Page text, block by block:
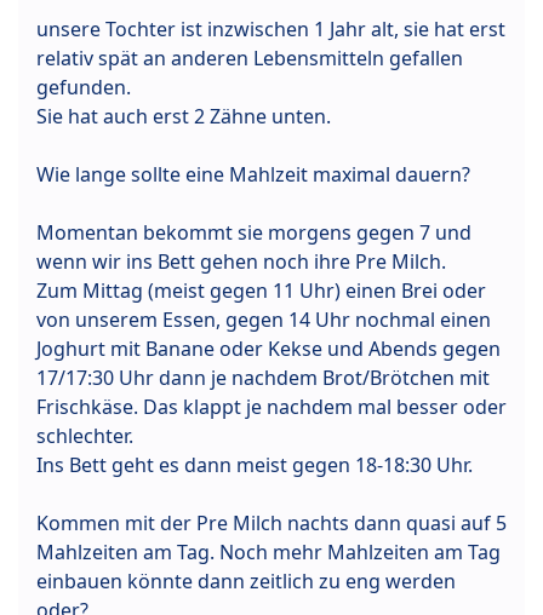
unsere Tochter ist inzwischen 1 Jahr alt, sie hat erst
relativ spät an anderen Lebensmitteln gefallen
gefunden.
Sie hat auch erst 2 Zähne unten.
Wie lange sollte eine Mahlzeit maximal dauern?
Momentan bekommt sie morgens gegen 7 und
wenn wir ins Bett gehen noch ihre Pre Milch.
Zum Mittag (meist gegen 11 Uhr) einen Brei oder
von unserem Essen, gegen 14 Uhr nochmal einen
Joghurt mit Banane oder Kekse und Abends gegen
17/17:30 Uhr dann je nachdem Brot/Brötchen mit
Frischkäse. Das klappt je nachdem mal besser oder
schlechter.
Ins Bett geht es dann meist gegen 18-18:30 Uhr.
Kommen mit der Pre Milch nachts dann quasi auf 5
Mahlzeiten am Tag. Noch mehr Mahlzeiten am Tag
einbauen könnte dann zeitlich zu eng werden